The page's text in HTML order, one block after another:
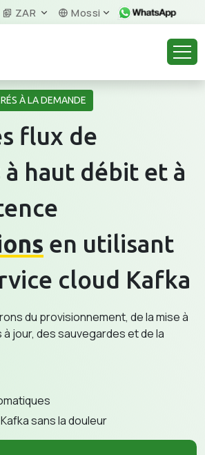
ZAR Mossi
À LA DEMANDE
flux de
haut débit et à
en utilisant
cloud Kafka
du provisionnement, de la mise à
jour, des sauvegardes et de la
sans la douleur